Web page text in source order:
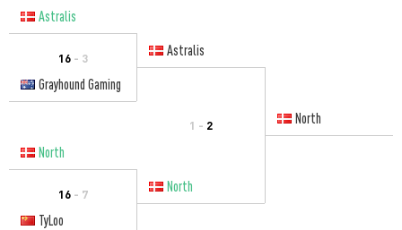
Astralis
16- 3
Astralis
Grayhound Gaming
1 - 2
North
North
16- 7
North
TyLoo